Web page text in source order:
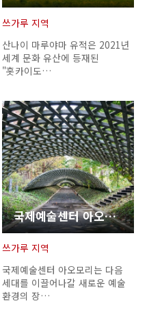
쓰가루 지역
산나이 마루야마 유적은 2021년
세계 문화 유산에 등재된
"홋카이도…
국제예술센터 아오모리
쓰가루 지역
국제예술센터 아오모리는 다음
세대를 이끌어나갈 새로운 예술
환경의 장…
공유
에 공유